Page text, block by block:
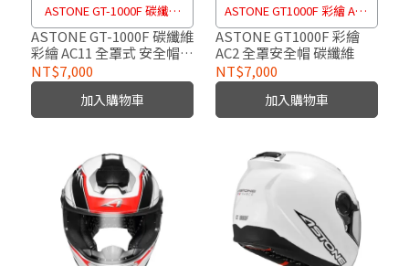
ASTONE GT-1000F 碳纖維
彩繪 AC11 全罩式 安全帽
GT1000F
ASTONE GT-1000F 碳纖維
彩繪 AC11 全罩式 安全帽
GT1000F
NT$7,000
加入購物車
ASTONE GT1000F 彩繪 AC2
全罩安全帽 碳纖維
ASTONE GT1000F 彩繪
AC2 全罩安全帽 碳纖維
NT$7,000
加入購物車